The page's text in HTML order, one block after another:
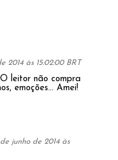
2014 às 15:02:00 BRT
leitor não compra
emoções... Amei!
junho de 2014 às